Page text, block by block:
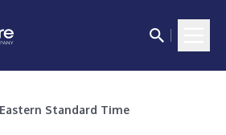
Eastern Standard Time